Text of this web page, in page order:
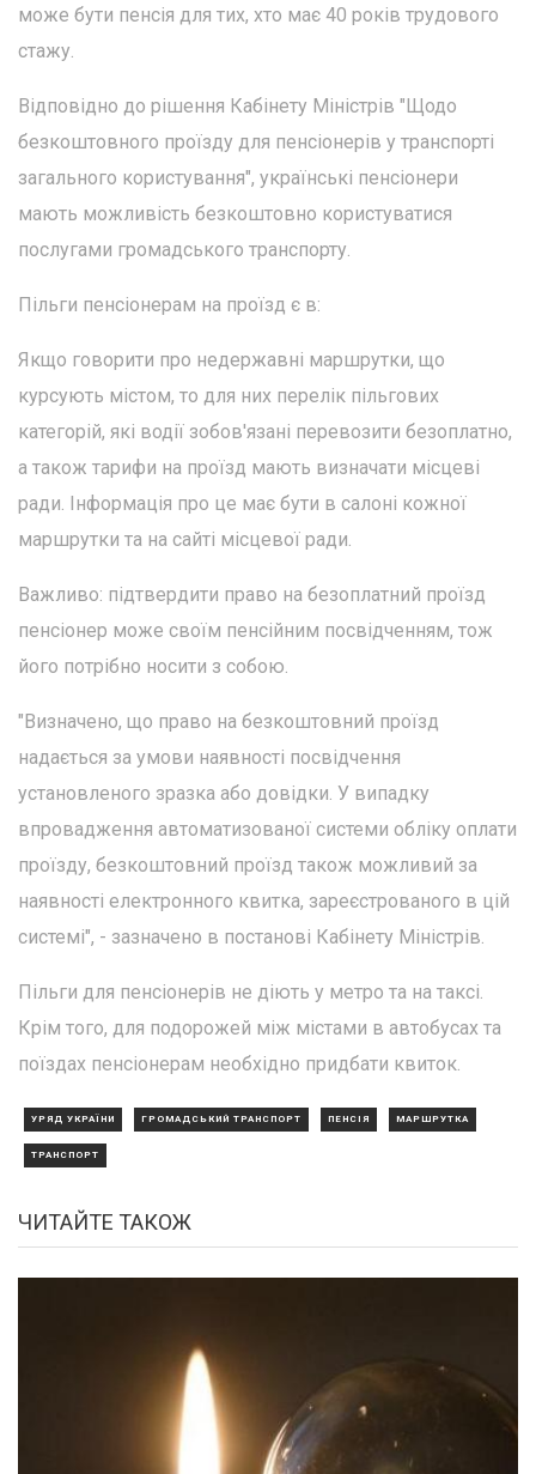
може бути пенсія для тих, хто має 40 років трудового
стажу.
Відповідно до рішення Кабінету Міністрів "Щодо
безкоштовного проїзду для пенсіонерів у транспорті
загального користування", українські пенсіонери
мають можливість безкоштовно користуватися
послугами громадського транспорту.
Пільги пенсіонерам на проїзд є в:
Якщо говорити про недержавні маршрутки, що
курсують містом, то для них перелік пільгових
категорій, які водії зобов'язані перевозити безоплатно,
а також тарифи на проїзд мають визначати місцеві
ради. Інформація про це має бути в салоні кожної
маршрутки та на сайті місцевої ради.
Важливо: підтвердити право на безоплатний проїзд
пенсіонер може своїм пенсійним посвідченням, тож
його потрібно носити з собою.
"Визначено, що право на безкоштовний проїзд
надається за умови наявності посвідчення
установленого зразка або довідки. У випадку
впровадження автоматизованої системи обліку оплати
проїзду, безкоштовний проїзд також можливий за
наявності електронного квитка, зареєстрованого в цій
системі", - зазначено в постанові Кабінету Міністрів.
Пільги для пенсіонерів не діють у метро та на таксі.
Крім того, для подорожей між містами в автобусах та
поїздах пенсіонерам необхідно придбати квиток.
УРЯД УКРАЇНИ ГРОМАДСЬКИЙ ТРАНСПОРТ ПЕНСІЯ МАРШРУТКА
ТРАНСПОРТ
ЧИТАЙТЕ ТАКОЖ